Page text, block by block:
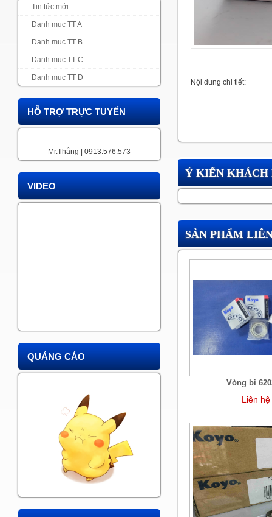
Tin tức mới
Danh muc TT A
Danh muc TT B
Danh muc TT C
Danh muc TT D
HỖ TRỢ TRỰC TUYẾN
Mr.Thắng | 0913.576.573
VIDEO
QUẢNG CÁO
Nội dung chi tiết:
Ý KIẾN KHÁCH
SẢN PHẨM
Vòng bi
Liên hệ